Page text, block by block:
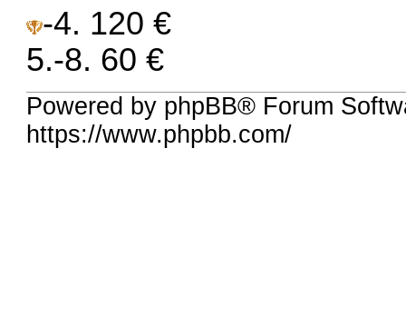
-4. 120 €
5.-8. 60 €
Powered by phpBB® Forum
https://www.phpbb.com/